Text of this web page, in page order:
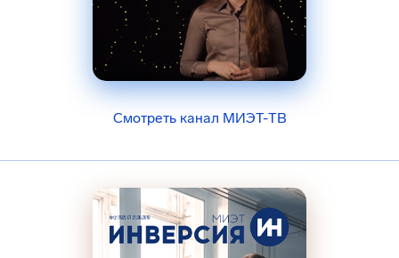
Смотреть канал МИЭТ-ТВ